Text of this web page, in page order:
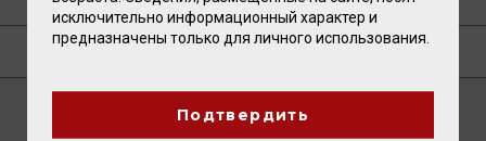
ГДЕ КУПИТЬ?
исключительно информационный характер и
предназначены только для личного использования.
Подтвердить